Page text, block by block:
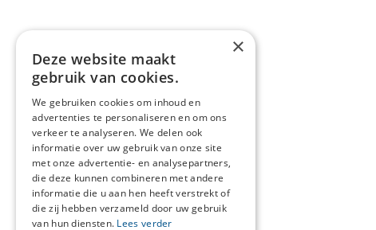
×
Deze website maakt
gebruik van cookies.
We gebruiken cookies om inhoud en
advertenties te personaliseren en om ons
verkeer te analyseren. We delen ook
informatie over uw gebruik van onze site
met onze advertentie- en analysepartners,
die deze kunnen combineren met andere
informatie die u aan hen heeft verstrekt of
die zij hebben verzameld door uw gebruik
van hun diensten. Lees verder